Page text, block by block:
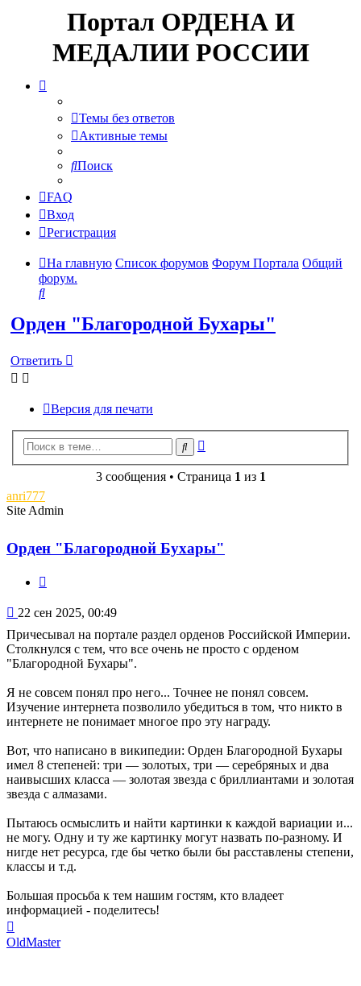
Портал ОРДЕНА И
МЕДАЛИИ РОССИИ
Темы без ответов
Активные темы
Поиск
FAQ
Вход
Регистрация
На главную Список форумов Форум Портала Общий
форум.
Поиск
Орден "Благородной Бухары"
Ответить
Версия для печати
Поиск
3 сообщения • Страница 1 из 1
anri777
Site Admin
Орден "Благородной Бухары"
Сообщение
22 сен 2025, 00:49
Причесывал на портале раздел орденов Российской Империи.
Столкнулся с тем, что все очень не просто с орденом
"Благородной Бухары".
Я не совсем понял про него... Точнее не понял совсем.
Изучение интернета позволило убедиться в том, что никто в
интернете не понимает многое про эту награду.
Вот, что написано в википедии: Орден Благородной Бухары
имел 8 степеней: три — золотых, три — серебряных и два
наивысших класса — золотая звезда с бриллиантами и золотая
звезда с алмазами.
Пытаюсь осмыслить и найти картинки к каждой вариации и...
не могу. Одну и ту же картинку могут назвать по-разному. И
нигде нет ресурса, где бы четко были бы расставлены степени,
классы и т.д.
Большая просьба к тем нашим гостям, кто владеет
информацией - поделитесь!
к
началу
OldMaster